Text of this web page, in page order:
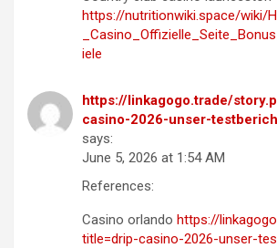
https://nutritionwiki.space/wiki/
iele
https://linkagogo.trade/
casino-2026-unser-
says:
June 5, 2026 at 1:54 AM
References:
Casino orlando https://
title=drip-casino-2026-unser-